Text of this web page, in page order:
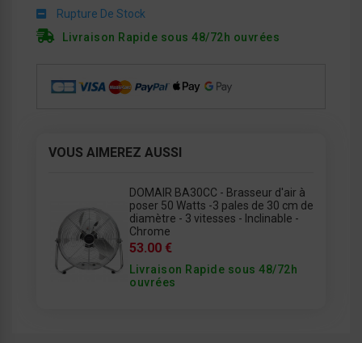
Rupture De Stock
Livraison Rapide sous 48/72h ouvrées
VOUS AIMEREZ AUSSI
DOMAIR BA30CC - Brasseur d'air à
poser 50 Watts -3 pales de 30 cm de
diamètre - 3 vitesses - Inclinable -
Chrome
53.00 €
Livraison Rapide sous 48/72h
ouvrées